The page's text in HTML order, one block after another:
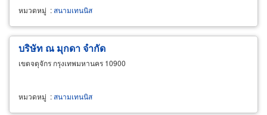
หมวดหมู่ :สนามเทนนิส
บริษัท ณ มุกดา จำกัด
เขตจตุจักร กรุงเทพมหานคร 10900
หมวดหมู่ :สนามเทนนิส